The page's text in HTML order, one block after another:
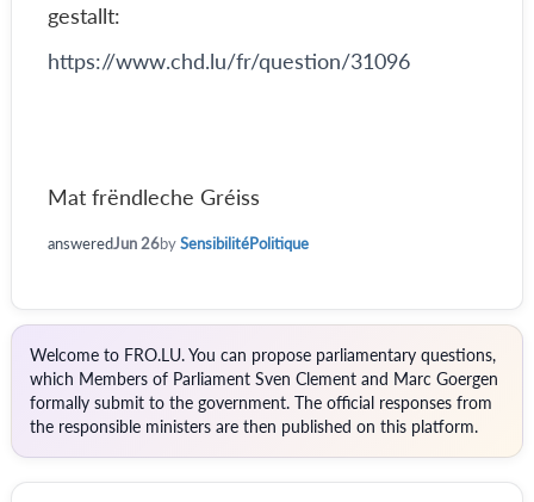
gestallt:
https://www.chd.lu/fr/question/31096
Mat frëndleche Gréiss
answeredJun 26bySensibilitéPolitique
Welcome to FRO.LU. You can propose parliamentary questions,
which Members of Parliament Sven Clement and Marc Goergen
formally submit to the government. The official responses from
the responsible ministers are then published on this platform.